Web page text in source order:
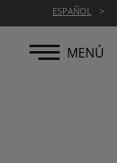
ESPAÑOL
MENÚ